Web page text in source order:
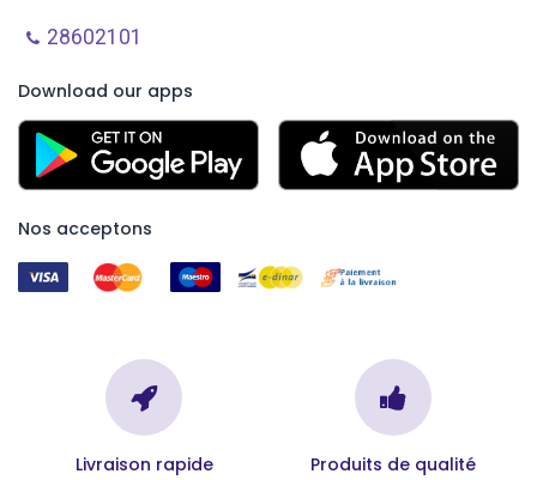
28602101
Download our apps
Nos acceptons
Livraison rapide Produits de qualité